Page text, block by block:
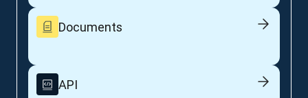
Documents
API